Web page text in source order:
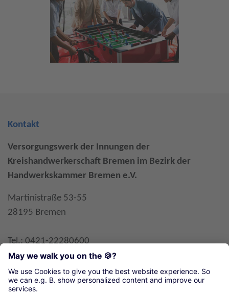
Kontakt
Versorgungswerk der Innungen der
Kreishandwerkerschaft Bremen im Bezirk der
Handwerkskammer Bremen e.V.
Martinistraße 53-55
28195 Bremen
Tel.: 0421-22280600
Fax: 0421-22280617
E-Mail